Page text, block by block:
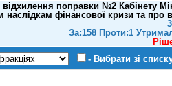
поправки №2 Кабінету
наслідкам фінансової кризи та про
За:158 Проти:1
- Вибрати зі